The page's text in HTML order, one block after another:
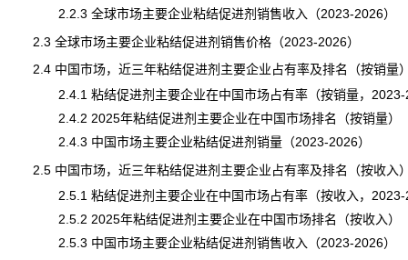
2.2.3 全球市场主要企业粘结促进剂销售收入（2023-2026）
2.3 全球市场主要企业粘结促进剂销售价格（2023-2026）
2.4 中国市场，近三年粘结促进剂主要企业占有率及排名（按销量
2.4.1 粘结促进剂主要企业在中国市场占有率（按销量，2023-
2.4.2 2025年粘结促进剂主要企业在中国市场排名（按销量）
2.4.3 中国市场主要企业粘结促进剂销量（2023-2026）
2.5 中国市场，近三年粘结促进剂主要企业占有率及排名（按收入
2.5.1 粘结促进剂主要企业在中国市场占有率（按收入，2023-
2.5.2 2025年粘结促进剂主要企业在中国市场排名（按收入）
2.5.3 中国市场主要企业粘结促进剂销售收入（2023-2026）